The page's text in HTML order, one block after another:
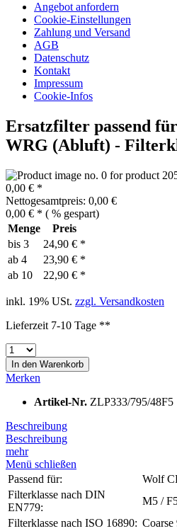
Angebot anfordern
Cookie-Einstellungen
Zahlung und Versand
AGB
Datenschutz
Kontakt
Impressum
Cookie-Infos
Ersatzfilter passend
WRG (Abluft) -
0,00 € *
Nettogesamtpreis: 0,00 €
0,00 € * ( % gespart)
Menge
Preis
bis 3
24,90 € *
ab 4
23,90 € *
ab 10 22,90 € *
inkl. 19% USt. zzgl. Versandkosten
Lieferzeit 7-10 Tage **
In den Warenkorb
Merken
Artikel-Nr. ZLP333/795/48F5
Beschreibung
Beschreibung
mehr
Menü schließen
Passend für:
Wolf
Filterklasse nach DIN
EN779:
M5 /
Filterklasse nach ISO 16890: Coarse